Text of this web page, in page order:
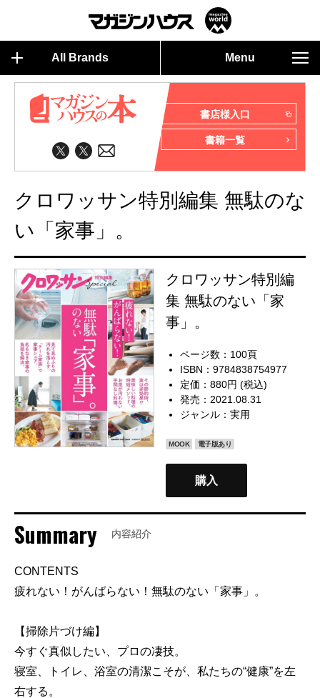
All Brands Menu
書店様入口
書籍一覧
クロワッサン特別編集 無駄のな
い「家事」。
クロワッサン特別編
集 無駄のない「家
事」。
ページ数：100頁
ISBN：9784838754977
定価：880円 (税込)
発売：2021.08.31
ジャンル：実用
MOOK 電子版あり
購入
Summary 内容紹介
CONTENTS
疲れない！がんばらない！無駄のない「家事」。
【掃除片づけ編】
今すぐ真似したい、プロの凄技。
寝室、トイレ、浴室の清潔こそが、私たちの“健康”を左
右する。